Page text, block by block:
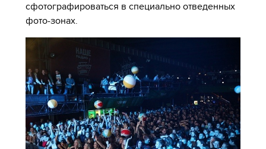
сфотографироваться в специально отведенных
фото-зонах.